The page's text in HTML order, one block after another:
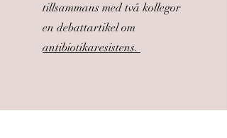
tillsammans med två kollegor
en debattartikel om
antibiotikaresistens.